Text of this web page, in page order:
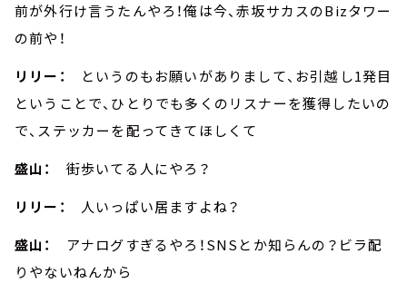
前が外行け言うたんやろ！俺は今、赤坂サカスのBizタワー
の前や！
リリー：
というのもお願いがありまして、お引越し1発目
ということで、ひとりでも多くのリスナーを獲得したいの
で、ステッカーを配ってきてほしくて
盛山： 街歩いてる人にやろ？
リリー： 人いっぱい居ますよね？
盛山：
アナログすぎるやろ！SNSとか知らんの？ビラ配
りやないねんから